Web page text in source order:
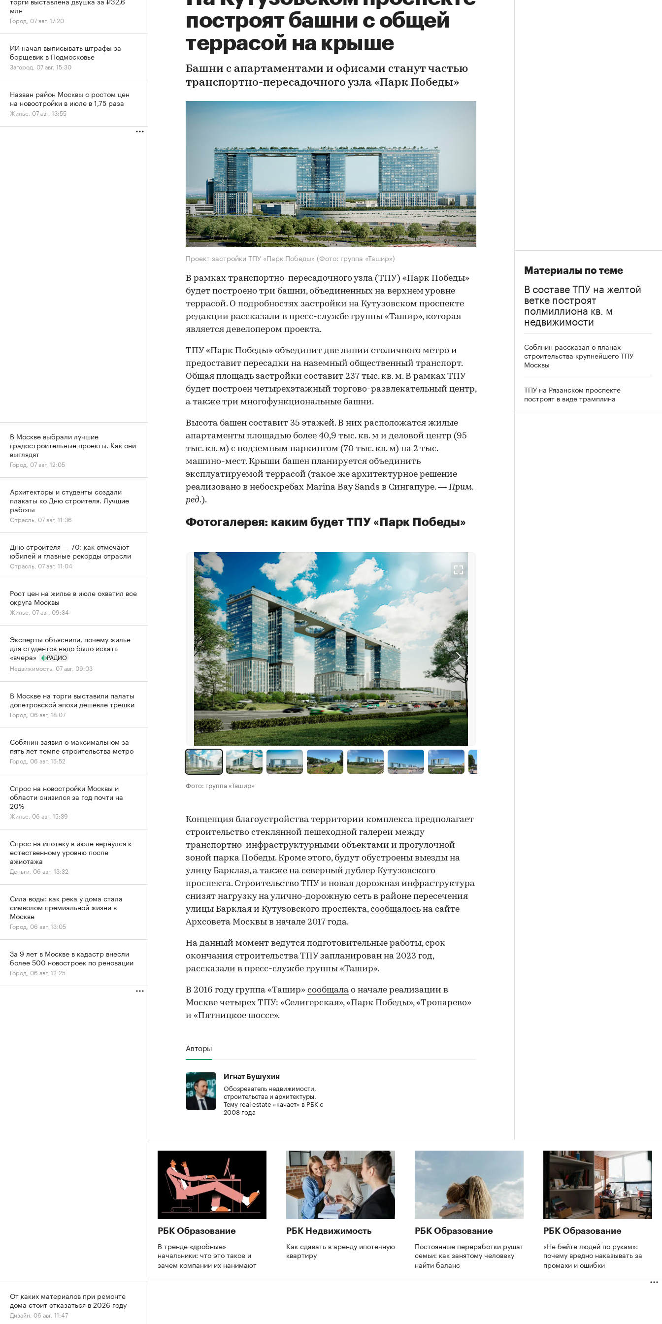
построят башни с общей
террасой на крыше
Башни с апартаментами и офисами станут частью
транспортно-пересадочного узла «Парк Победы»
Проект застройки ТПУ «Парк Победы» (Фото: группа «Ташир»)
В рамках транспортно-пересадочного узла (ТПУ) «Парк Победы»
будет построено три башни, объединенных на верхнем уровне
террасой. О подробностях застройки на Кутузовском проспекте
редакции рассказали в пресс-службе группы «Ташир», которая
является девелопером проекта.
ТПУ «Парк Победы» объединит две линии столичного метро и
предоставит пересадки на наземный общественный транспорт.
Общая площадь застройки составит 237 тыс. кв. м. В рамках ТПУ
будет построен четырехэтажный торгово-развлекательный центр,
а также три многофункциональные башни.
Высота башен составит 35 этажей. В них расположатся жилые
апартаменты площадью более 40,9 тыс. кв. м и деловой центр (95
тыс. кв. м) с подземным паркингом (70 тыс. кв. м) на 2 тыс.
машино-мест. Крыши башен планируется объединить
эксплуатируемой террасой (такое же архитектурное решение
реализовано в небоскребах Marina Bay Sands в Сингапуре. — Прим.
ред.).
Фотогалерея: каким будет ТПУ «Парк Победы»
Фото: группа «Ташир»
Концепция благоустройства территории комплекса предполагает
строительство стеклянной пешеходной галереи между
транспортно-инфраструктурными объектами и прогулочной
зоной парка Победы. Кроме этого, будут обустроены выезды на
улицу Барклая, а также на северный дублер Кутузовского
проспекта. Строительство ТПУ и новая дорожная инфраструктура
снизят нагрузку на улично-дорожную сеть в районе пересечения
улицы Барклая и Кутузовского проспекта,сообщалось на сайте
Архсовета Москвы в начале 2017 года.
На данный момент ведутся подготовительные работы, срок
окончания строительства ТПУ запланирован на 2023 год,
рассказали в пресс-службе группы «Ташир».
В 2016 году группа «Ташир» сообщала о начале реализации в
Москве четырех ТПУ: «Селигерская», «Парк Победы», «Тропарево»
и «Пятницкое шоссе».
Авторы
Игнат Бушухин
Обозреватель недвижимости,
строительства и архитектуры.
Тему real estate «качает» в РБК с
2008 года
Материалы по теме
В составе ТПУ на желтой
ветке построят
полмиллиона кв. м
недвижимости
Собянин рассказал о планах
строительства крупнейшего ТПУ
Москвы
ТПУ на Рязанском проспекте
построят в виде трамплина
РБК Образование
В тренде «дробные»
начальники: что это такое и
зачем компании их нанимают
РБК Недвижимость
Как сдавать в аренду ипотечную
квартиру
РБК Образование
Постоянные переработки рушат
семьи: как занятому человеку
найти баланс
РБК Образование
«Не бейте людей по рукам»:
почему вредно наказывать за
промахи и ошибки
млн
Город, 07 авг, 17:20
ИИ начал выписывать штрафы за
борщевик в Подмосковье
Загород, 07 авг, 15:30
Назван район Москвы с ростом цен
на новостройки в июле в 1,75 раза
Жилье, 07 авг, 13:55
В Москве выбрали лучшие
градостроительные проекты. Как они
выглядят
Город, 07 авг, 12:05
Архитекторы и студенты создали
плакаты ко Дню строителя. Лучшие
работы
Отрасль, 07 авг, 11:36
Дню строителя — 70: как отмечают
юбилей и главные рекорды отрасли
Отрасль, 07 авг, 11:04
Рост цен на жилье в июле охватил все
округа Москвы
Жилье, 07 авг, 09:34
Эксперты объяснили, почему жилье
для студентов надо было искать
«вчера»
РАДИО
Недвижимость, 07 авг, 09:03
В Москве на торги выставили палаты
допетровской эпохи дешевле трешки
Город, 06 авг, 18:07
Собянин заявил о максимальном за
пять лет темпе строительства метро
Город, 06 авг, 15:52
Спрос на новостройки Москвы и
области снизился за год почти на
20%
Жилье, 06 авг, 15:39
Спрос на ипотеку в июле вернулся к
естественному уровню после
ажиотажа
Деньги, 06 авг, 13:32
Сила воды: как река у дома стала
символом премиальной жизни в
Москве
Город, 06 авг, 13:05
За 9 лет в Москве в кадастр внесли
более 500 новостроек по реновации
Город, 06 авг, 12:25
От каких материалов при ремонте
дома стоит отказаться в 2026 году
Дизайн, 06 авг, 11:47